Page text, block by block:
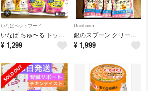
いなばペットフード
いなば ちゅ〜る トッパー かつお節味 3袋 ちゆーる クランキー３袋
¥ 1,299
Unicharm
銀のスプーン クリーム どにゃつ まぐろ味 クッキーサンド ほたて
¥ 1,999